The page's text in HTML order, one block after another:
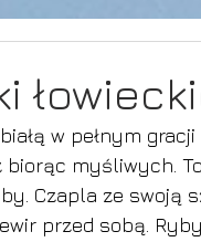
w pełnym
biorąc myśliwych.
Czapla ze swoją
przed sobą.